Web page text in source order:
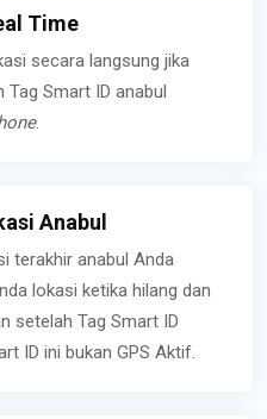
Time
secara langsung jika
Tag Smart ID anabul
.
Anabul
terakhir anabul Anda
lokasi ketika hilang dan
setelah Tag Smart ID
ID ini bukan GPS Aktif.